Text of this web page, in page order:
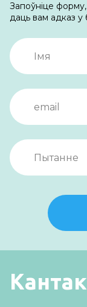
Запоўніце
даць вам адказ у